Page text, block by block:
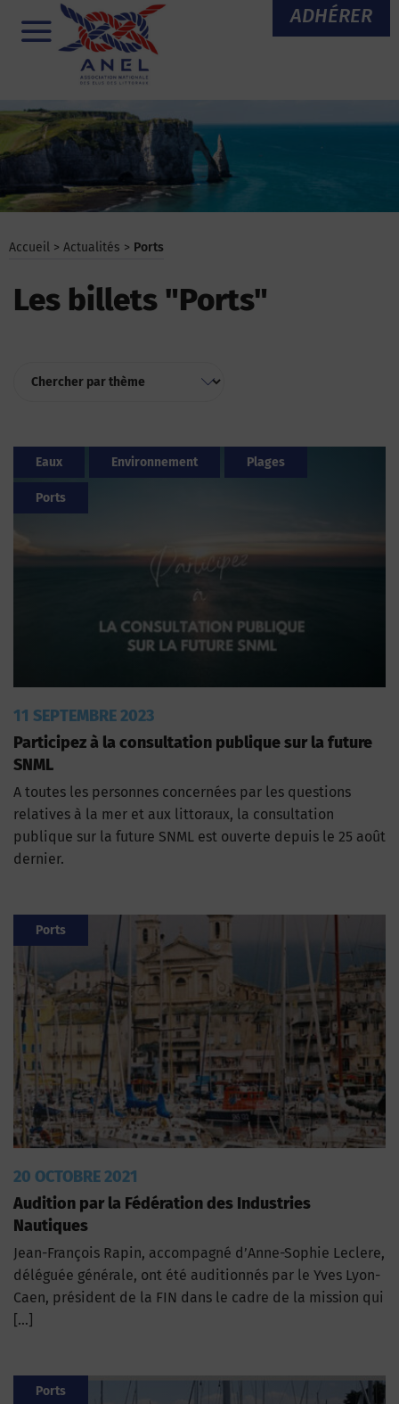
ADHÉRER
Menu
Accueil > Actualités > Ports
Les billets "Ports"
Eaux Environnement Plages
Ports
11 SEPTEMBRE 2023
Participez à la consultation publique sur la future
SNML
A toutes les personnes concernées par les questions
relatives à la mer et aux littoraux, la consultation
publique sur la future SNML est ouverte depuis le 25 août
dernier.
Ports
20 OCTOBRE 2021
Audition par la Fédération des Industries
Nautiques
Jean-François Rapin, accompagné d’Anne-Sophie Leclere,
déléguée générale, ont été auditionnés par le Yves Lyon-
Caen, président de la FIN dans le cadre de la mission qui
[…]
Ports